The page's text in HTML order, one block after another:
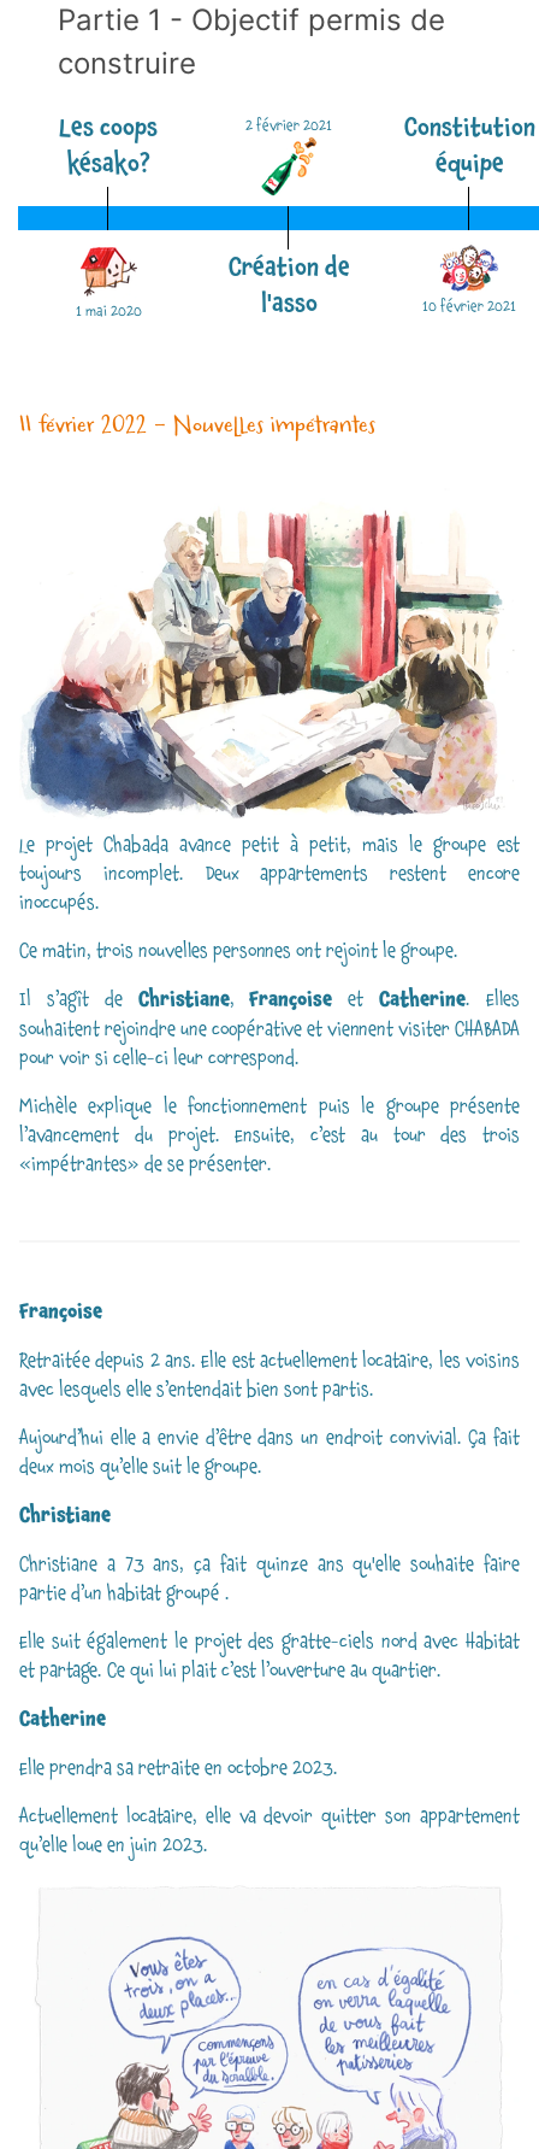
Partie 1 - Objectif permis de
construire
Les coops
késako?
1 mai 2020
Création de
l'asso
2 février 2021
Constitution
équipe
10 février 2021
11 février 2022 - Nouvelles impétrantes
Le projet Chabada avance petit à petit, mais le groupe est
toujours incomplet. Deux appartements restent encore
inoccupés.
Ce matin, trois nouvelles personnes ont rejoint le groupe.
Il s’agît de Christiane,Françoise etCatherine. Elles
souhaitent rejoindre une coopérative et viennent visiter CHABADA
pour voir si celle-ci leur correspond.
Michèle explique le fonctionnement puis le groupe présente
l’avancement du projet. Ensuite, c’est au tour des trois
«impétrantes» de se présenter.
Françoise
Retraitée depuis 2 ans. Elle est actuellement locataire, les voisins
avec lesquels elle s’entendait bien sont partis.
Aujourd’hui elle a envie d’être dans un endroit convivial. Ça fait
deux mois qu’elle suit le groupe.
Christiane
Christiane a 73 ans, ça fait quinze ans qu'elle souhaite faire
partie d’un habitat groupé .
Elle suit également le projet des gratte-ciels nord avec Habitat
et partage. Ce qui lui plait c’est l’ouverture au quartier.
Catherine
Elle prendra sa retraite en octobre 2023.
Actuellement locataire, elle va devoir quitter son appartement
qu’elle loue en juin 2023.